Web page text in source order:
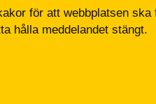
för att webbplatsen
hålla meddelandet stängt.